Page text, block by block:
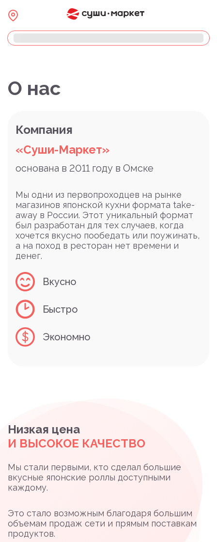
О нас
Компания
«Суши-Маркет»
основана в 2011 году в Омске
Мы одни из первопроходцев на рынке
магазинов японской кухни формата take-
away в России. Этот уникальный формат
был разработан для тех случаев, когда
хочется вкусно пообедать или поужинать,
а на поход в ресторан нет времени и
денег.
Вкусно
Быстро
Экономно
Низкая цена
И ВЫСОКОЕ КАЧЕСТВО
Мы стали первыми, кто сделал большие
вкусные японские роллы доступными
каждому.
Это стало возможным благодаря большим
объемам продаж сети и прямым поставкам
продуктов.